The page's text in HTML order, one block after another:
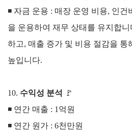
◾ 자금 운용 : 매장 운영 비용, 인건
을 운용하여 재무 상태를 유지합니
하고, 매출 증가 및 비용 절감을 통
높입니다.
10. 수익성 분석
🚩
◾ 연간 매출 : 1억원
◾ 연간 원가 : 6천만원